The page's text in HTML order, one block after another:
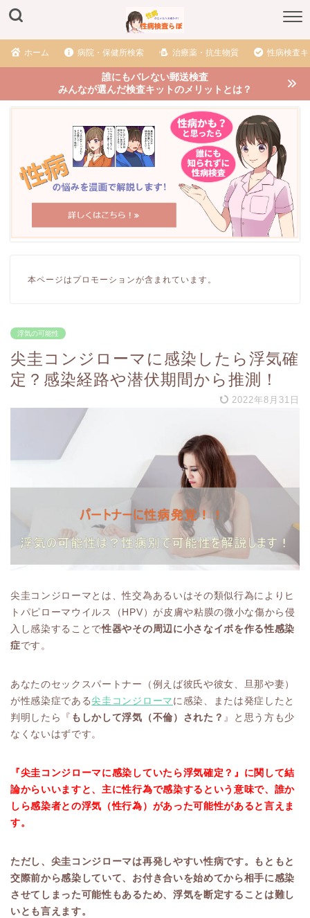
ホーム 病院・保健所検索 治療薬・抗生物質 性病検査
誰にもバレない郵送検査
みんなが選んだ検査キットのメリットとは？
本ページはプロモーションが含まれています。
浮気の可能性
尖圭コンジローマに感染したら浮気確
定？感染経路や潜伏期間から推測！
2022年8月31日
尖圭コンジローマとは、性交為あるいはその類似行為によりヒ
トパピローマウイルス（HPV）が皮膚や粘膜の微小な傷から侵
入し感染することで性器やその周辺に小さなイボを作る性感染
症です。
あなたのセックスパートナー（例えば彼氏や彼女、旦那や妻）
が性感染症である 尖圭コンジローマ に感染、または発症したと
判明したら『 もしかして浮気（不倫）された？ 』と思う方も少
なくないはずです。
『尖圭コンジローマに感染していたら浮気確定？』に関して結
論からいいますと、主に性行為で感染するという意味で、誰か
しら感染者との浮気（性行為）があった可能性があると言えま
す。
ただし、尖圭コンジローマは再発しやすい性病です。もともと
交際前から感染していて、お付き合いを始めてから相手に感染
させてしまった可能性もあるため、浮気を断定することは難し
いとも言えます。